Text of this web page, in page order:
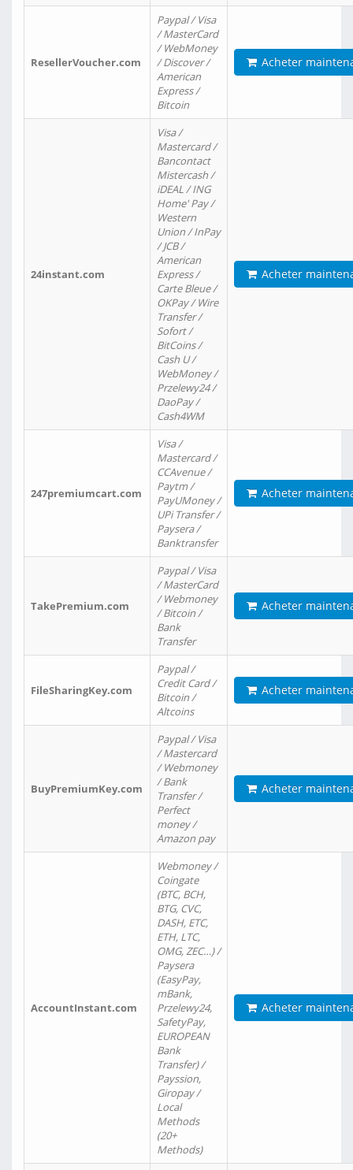
ResellerVoucher.com
Paypal / Visa
/ MasterCard
/ WebMoney
/ Discover /
American
Express /
Bitcoin
Acheter
24instant.com
Visa /
Mastercard /
Bancontact
Mistercash /
iDEAL / ING
Home' Pay /
Western
Union / InPay
/ JCB /
American
Express /
Carte Bleue /
OKPay / Wire
Transfer /
Sofort /
BitCoins /
Cash U /
WebMoney /
Przelewy24 /
DaoPay /
Cash4WM
Acheter
247premiumcart.com
Visa /
Mastercard /
CCAvenue /
Paytm /
PayUMoney /
UPi Transfer /
Paysera /
Banktransfer
Acheter
TakePremium.com
Paypal / Visa
/ MasterCard
/ Webmoney
/ Bitcoin /
Bank
Transfer
Acheter
FileSharingKey.com
Paypal /
Credit Card /
Bitcoin /
Altcoins
Acheter
BuyPremiumKey.com
Paypal / Visa
/ Mastercard
/ Webmoney
/ Bank
Transfer /
Perfect
money /
Amazon pay
Acheter
AccountInstant.com
Webmoney /
Coingate
(BTC, BCH,
BTG, CVC,
DASH, ETC,
ETH, LTC,
OMG, ZEC…) /
Paysera
(EasyPay,
mBank,
Przelewy24,
SafetyPay,
EUROPEAN
Bank
Transfer) /
Payssion,
Giropay /
Local
Methods
(20+
Methods)
Acheter